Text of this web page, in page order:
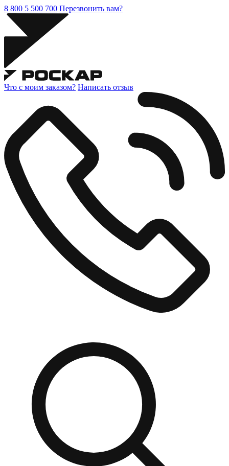
8 800 5 500 700 Перезвонить вам?
Что с моим заказом? Написать отзыв